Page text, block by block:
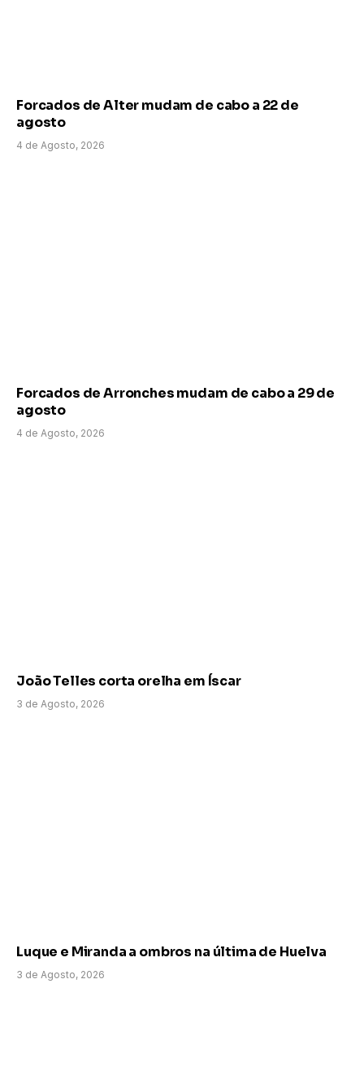
Forcados de Alter mudam de cabo a 22 de
agosto
4 de Agosto, 2026
Forcados de Arronches mudam de cabo a 29 de
agosto
4 de Agosto, 2026
João Telles corta orelha em Íscar
3 de Agosto, 2026
Luque e Miranda a ombros na última de Huelva
3 de Agosto, 2026